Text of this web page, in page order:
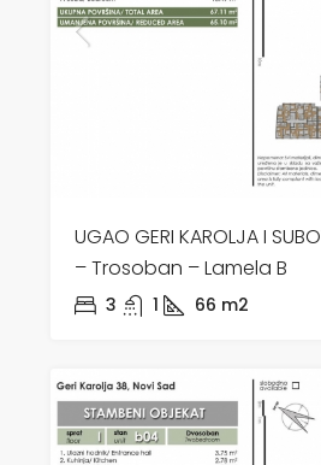
UGAO GERI KAROLJA I
– Trosoban – Lamela B
3 1 66 m2